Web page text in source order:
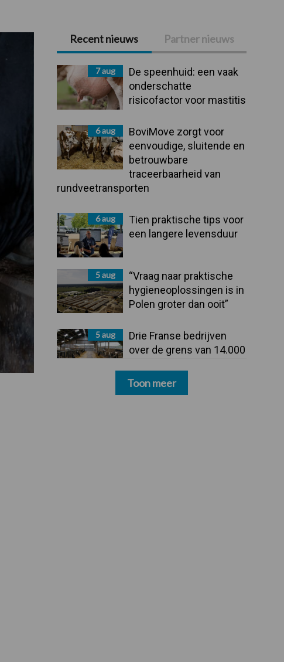
Primaire
Sidebar
Recent nieuws Partner nieuws
7 aug
De speenhuid: een vaak
onderschatte
risicofactor voor mastitis
6 aug
BoviMove zorgt voor
eenvoudige, sluitende en
betrouwbare
traceerbaarheid van
rundveetransporten
6 aug
Tien praktische tips voor
een langere levensduur
5 aug
“Vraag naar praktische
hygieneoplossingen is in
Polen groter dan ooit”
5 aug
Drie Franse bedrijven
over de grens van 14.000
Toon meer